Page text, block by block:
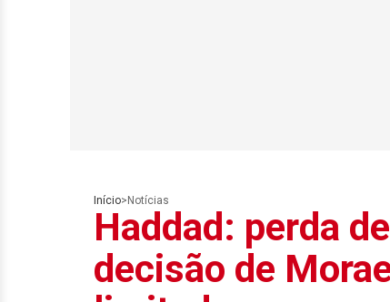
Início> Notícias
Haddad: perda
decisão de